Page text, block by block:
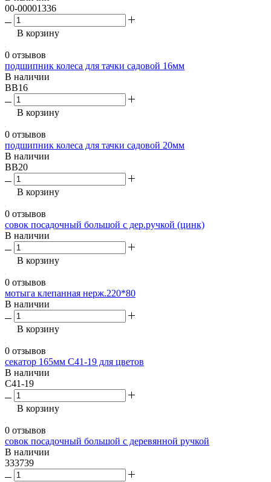
00-00001336
В корзину
0 отзывов
подшипник колеса для тачки садовой 16мм
В наличии
BB16
В корзину
0 отзывов
подшипник колеса для тачки садовой 20мм
В наличии
BB20
В корзину
0 отзывов
совок посадочный большой с дер.ручкой (цинк)
В наличии
В корзину
0 отзывов
мотыга клепанная нерж.220*80
В наличии
В корзину
0 отзывов
секатор 165мм С41-19 для цветов
В наличии
С41-19
В корзину
0 отзывов
совок посадочный большой с деревянной ручкой
В наличии
333739